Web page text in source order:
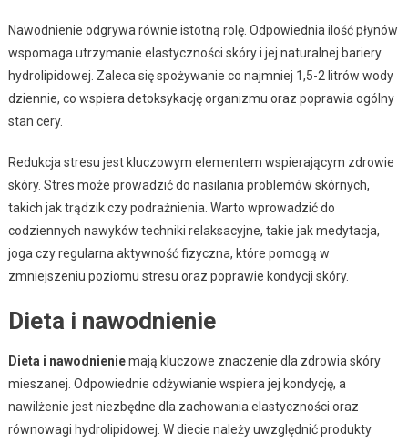
Nawodnienie odgrywa równie istotną rolę. Odpowiednia ilość płynów
wspomaga utrzymanie elastyczności skóry i jej naturalnej bariery
hydrolipidowej. Zaleca się spożywanie co najmniej 1,5-2 litrów wody
dziennie, co wspiera detoksykację organizmu oraz poprawia ogólny
stan cery.
Redukcja stresu jest kluczowym elementem wspierającym zdrowie
skóry. Stres może prowadzić do nasilania problemów skórnych,
takich jak trądzik czy podrażnienia. Warto wprowadzić do
codziennych nawyków techniki relaksacyjne, takie jak medytacja,
joga czy regularna aktywność fizyczna, które pomogą w
zmniejszeniu poziomu stresu oraz poprawie kondycji skóry.
Dieta i nawodnienie
Dieta i nawodnieniemają kluczowe znaczenie dla zdrowia skóry
mieszanej. Odpowiednie odżywianie wspiera jej kondycję, a
nawilżenie jest niezbędne dla zachowania elastyczności oraz
równowagi hydrolipidowej. W diecie należy uwzględnić produkty